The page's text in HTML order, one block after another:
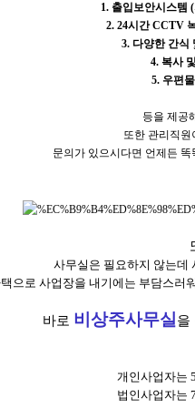
1. 출입보안시스템
2. 24시간 CCTV
3. 다양한 간식
4. 복사
5. 우편
등을 제공
또한 관리직원
문의가 있으시다면 언제든
사무실은 필요하지 않는데
으로 사업장을 내기에는 부담스러
바로 비상주사무실을
개인사업자는
법인사업자는